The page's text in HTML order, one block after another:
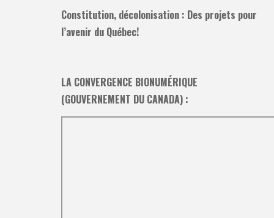
Constitution, décolonisation : Des projets pour
l’avenir du Québec!
LA CONVERGENCE BIONUMÉRIQUE
(GOUVERNEMENT DU CANADA) :